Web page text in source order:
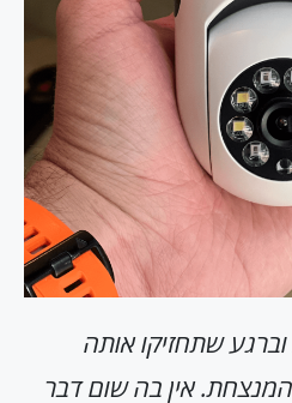
שתחזיקו אותה
אין בה שום דבר